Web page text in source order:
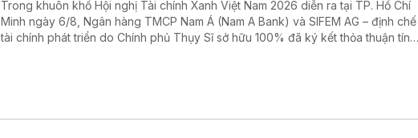
Trong khuôn khổ Hội nghị Tài chính Xanh Việt Nam 2026 diễn ra tại TP. Hồ Chí
Minh ngày 6/8, Ngân hàng TMCP Nam Á (Nam A Bank) và SIFEM AG – định chế
tài chính phát triển do Chính phủ Thụy Sĩ sở hữu 100% đã ký kết thỏa thuận tín